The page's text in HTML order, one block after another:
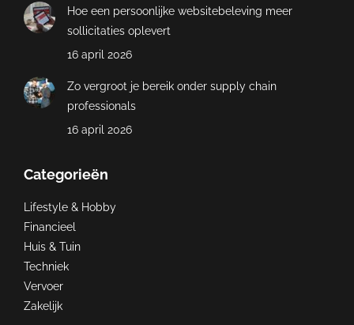
Hoe een persoonlijke websitebeleving meer
sollicitaties oplevert
16 april 2026
Zo vergroot je bereik onder supply chain
professionals
16 april 2026
Categorieën
Lifestyle & Hobby
Financieel
Huis & Tuin
Techniek
Vervoer
Zakelijk